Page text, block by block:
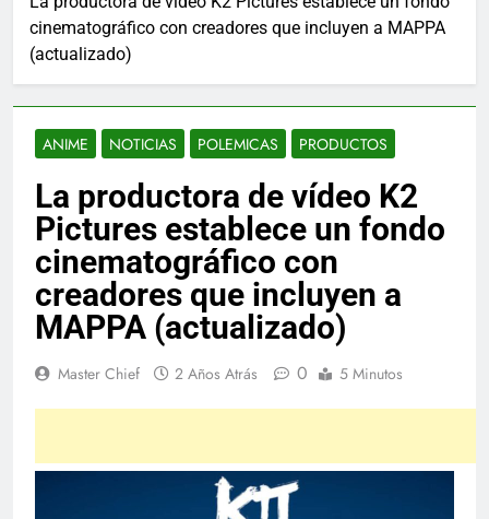
cinematográfico con creadores que incluyen a MAPPA
(actualizado)
ANIME NOTICIAS POLEMICAS PRODUCTOS
La productora de vídeo K2
Pictures establece un fondo
cinematográfico con
creadores que incluyen a
MAPPA (actualizado)
Master Chief 2 Años Atrás 0 5 Minutos